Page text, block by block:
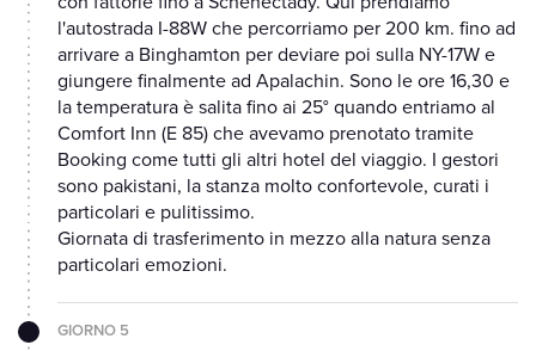
l'autostrada I-88W che percorriamo per 200 km. fino ad
arrivare a Binghamton per deviare poi sulla NY-17W e
giungere finalmente ad Apalachin. Sono le ore 16,30 e
la temperatura è salita fino ai 25° quando entriamo al
Comfort Inn (E 85) che avevamo prenotato tramite
Booking come tutti gli altri hotel del viaggio. I gestori
sono pakistani, la stanza molto confortevole, curati i
particolari e pulitissimo.
Giornata di trasferimento in mezzo alla natura senza
particolari emozioni.
GIORNO 5